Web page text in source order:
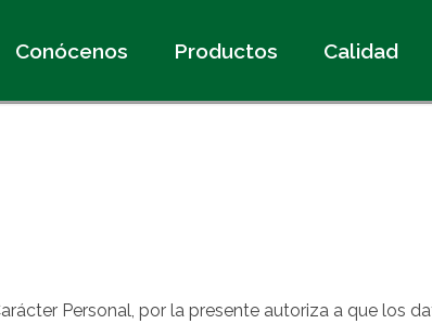
Conócenos Productos Calidad
Personal, por la presente autoriza a que los